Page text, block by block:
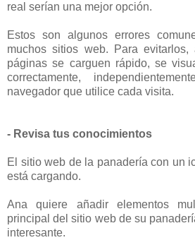
real serían una mejor opción.
Estos son algunos errores
muchos sitios web. Para
páginas se carguen rápido, se
correctamente,
navegador que utilice cada visita.
- Revisa tus conocimientos
El sitio web de la panadería con un
está cargando.
Ana quiere añadir elementos
principal del sitio web de su
interesante.